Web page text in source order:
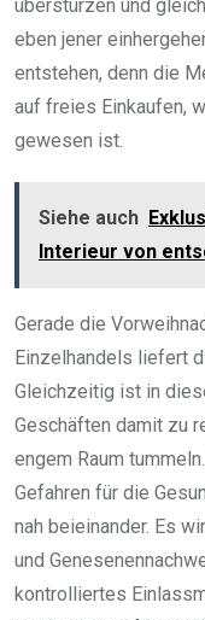
überstürzen und
eben jener
entstehen, denn die
auf freies Einkaufen,
gewesen ist.
Siehe auch
Interieur von
Gerade die
Einzelhandels liefert
Gleichzeitig ist in
Geschäften damit zu
engem Raum
Gefahren für die
nah beieinander. Es
und
kontrolliertes